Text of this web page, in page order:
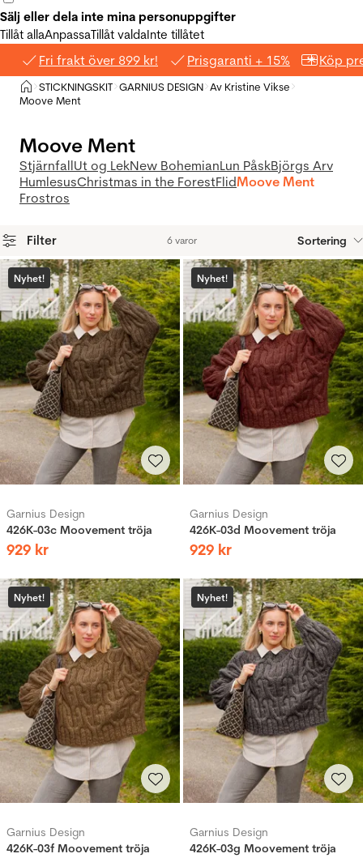
Sälj eller dela inte mina personuppgifter
Tillåt allaAnpassaTillåt valdaInte tillåtet
Fri frakt över 899 kr! Prisgaranti + 15% Köp
Hem
>STICKNINGSKIT >GARNIUS DESIGN >
Av Kristine Vikse
Moove Ment
Moove Ment
StjärnfallUt og LekNew BohemianLun PåskBjörgs Arv
HumlesusChristmas in the ForestFlidMoove Ment
Frostros
Filter 6 varor Sortering
Produkter
Nyhet!
Garnius Design
426K-03c Moovement tröja
929 kr
Nyhet!
Garnius Design
426K-03d Moovement tröja
929 kr
Nyhet!
Garnius Design
426K-03f Moovement tröja
Nyhet!
Garnius Design
426K-03g Moovement tröja